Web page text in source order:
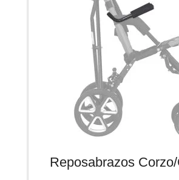
Reposabrazos